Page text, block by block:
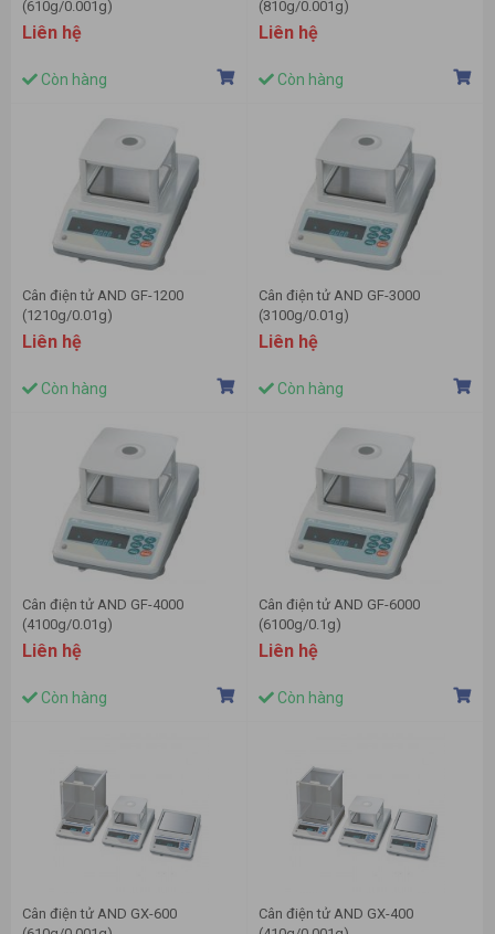
(610g/0.001g)
Liên hệ
Còn hàng
(810g/0.001g)
Liên hệ
Còn hàng
Cân điện tử AND GF-1200
(1210g/0.01g)
Liên hệ
Còn hàng
Cân điện tử AND GF-3000
(3100g/0.01g)
Liên hệ
Còn hàng
Cân điện tử AND GF-4000
(4100g/0.01g)
Liên hệ
Còn hàng
Cân điện tử AND GF-6000
(6100g/0.1g)
Liên hệ
Còn hàng
Cân điện tử AND GX-600
Cân điện tử AND GX-400